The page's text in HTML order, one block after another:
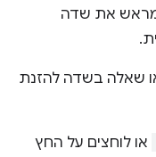
מראש את שדה
שאלה בשדה להזנת
או לוחצים על החץ